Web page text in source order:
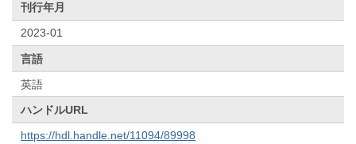
刊行年月
2023-01
言語
英語
ハンドルURL
https://hdl.handle.net/11094/89998